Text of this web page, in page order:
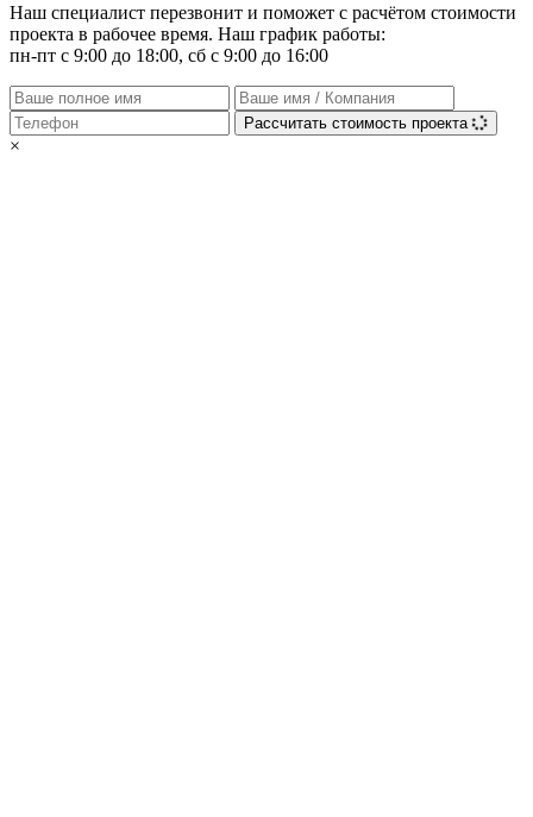
Наш специалист перезвонит и поможет с расчётом стоимости
проекта в рабочее время. Наш график работы:
пн-пт с 9:00 до 18:00, сб с 9:00 до 16:00
Рассчитать стоимость проекта
×